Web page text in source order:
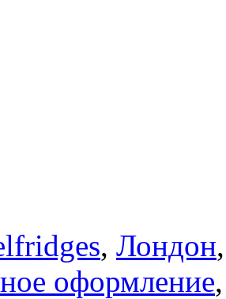
, Лондон
оформление